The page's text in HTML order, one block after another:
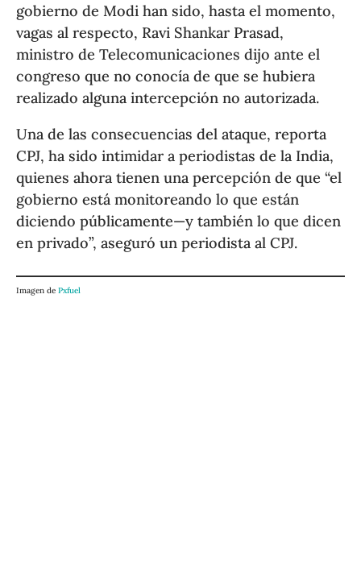
gobierno de Modi han sido, hasta el momento,
vagas al respecto, Ravi Shankar Prasad,
ministro de Telecomunicaciones dijo ante el
congreso que no conocía de que se hubiera
realizado alguna intercepción no autorizada.
Una de las consecuencias del ataque, reporta
CPJ, ha sido intimidar a periodistas de la India,
quienes ahora tienen una percepción de que “el
gobierno está monitoreando lo que están
diciendo públicamente—y también lo que dicen
en privado”, aseguró un periodista al CPJ.
Imagen dePxfuel